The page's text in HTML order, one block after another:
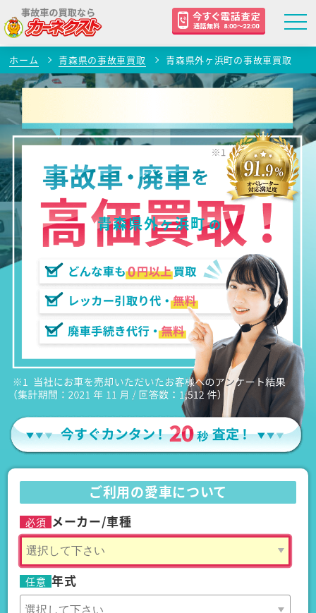
ホーム 青森県の事故車買取 青森県外ヶ浜町の事故車買取
青森県外ヶ浜町の
ご利用の愛車について
必須 メーカー/車種
任意 年式